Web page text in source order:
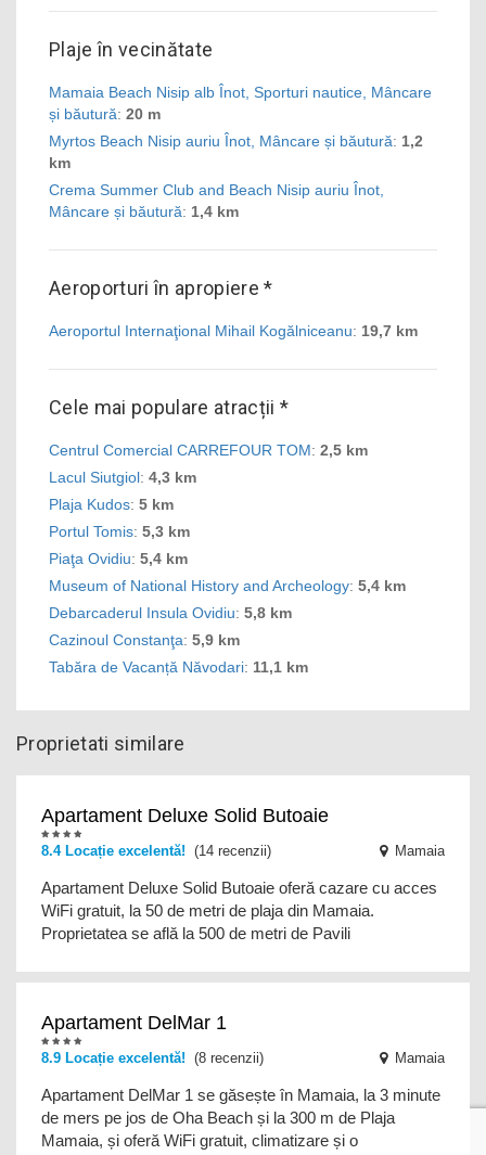
Plaje în vecinătate
Mamaia Beach Nisip alb Înot, Sporturi nautice, Mâncare
și băutură: 20 m
Myrtos Beach Nisip auriu Înot, Mâncare și băutură: 1,2
km
Crema Summer Club and Beach Nisip auriu Înot,
Mâncare și băutură: 1,4 km
Aeroporturi în apropiere *
Aeroportul Internaţional Mihail Kogălniceanu: 19,7 km
Cele mai populare atracții *
Centrul Comercial CARREFOUR TOM: 2,5 km
Lacul Siutgiol: 4,3 km
Plaja Kudos: 5 km
Portul Tomis: 5,3 km
Piaţa Ovidiu: 5,4 km
Museum of National History and Archeology: 5,4 km
Debarcaderul Insula Ovidiu: 5,8 km
Cazinoul Constanţa: 5,9 km
Tabăra de Vacanță Năvodari: 11,1 km
Proprietati similare
Apartament Deluxe Solid Butoaie
8.4 Locație excelentă! (14 recenzii) Mamaia
Apartament Deluxe Solid Butoaie oferă cazare cu acces
WiFi gratuit, la 50 de metri de plaja din Mamaia.
Proprietatea se află la 500 de metri de Pavili
Apartament DelMar 1
8.9 Locație excelentă! (8 recenzii) Mamaia
Apartament DelMar 1 se găsește în Mamaia, la 3 minute
de mers pe jos de Oha Beach și la 300 m de Plaja
Mamaia, și oferă WiFi gratuit, climatizare și o